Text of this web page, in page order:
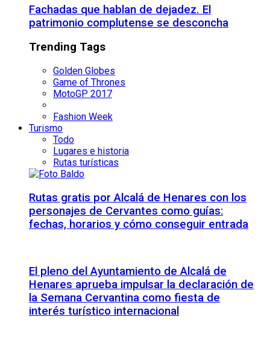
Fachadas que hablan de dejadez. El
patrimonio complutense se desconcha
Trending Tags
Golden Globes
Game of Thrones
MotoGP 2017
Fashion Week
Turismo
Todo
Lugares e historia
Rutas turísticas
Rutas gratis por Alcalá de Henares con los
personajes de Cervantes como guías:
fechas, horarios y cómo conseguir entrada
El pleno del Ayuntamiento de Alcalá de
Henares aprueba impulsar la declaración de
la Semana Cervantina como fiesta de
interés turístico internacional